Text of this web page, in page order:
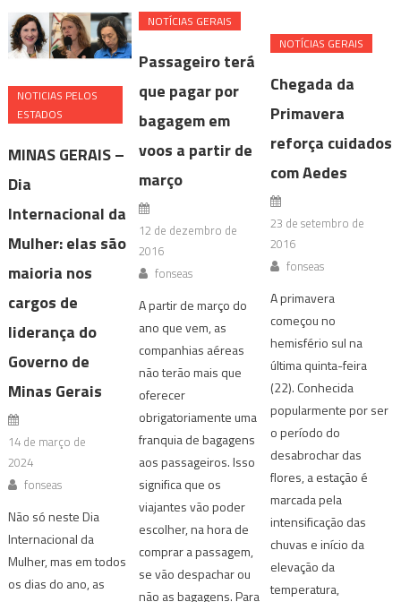
NOTICIAS PELOS
ESTADOS
MINAS GERAIS –
Dia
Internacional da
Mulher: elas são
maioria nos
cargos de
liderança do
Governo de
Minas Gerais
14 de março de
2024
fonseas
Não só neste Dia
Internacional da
Mulher, mas em todos
os dias do ano, as
NOTÍ­CIAS GERAIS
Passageiro terá
que pagar por
bagagem em
voos a partir de
março
12 de dezembro de
2016
fonseas
A partir de março do
ano que vem, as
companhias aéreas
não terão mais que
oferecer
obrigatoriamente uma
franquia de bagagens
aos passageiros. Isso
significa que os
viajantes vão poder
escolher, na hora de
comprar a passagem,
se vão despachar ou
não as bagagens. Para
NOTÍ­CIAS GERAIS
Chegada da
Primavera
reforça cuidados
com Aedes
23 de setembro de
2016
fonseas
A primavera
começou no
hemisfério sul na
última quinta-feira
(22). Conhecida
popularmente por ser
o período do
desabrochar das
flores, a estação é
marcada pela
intensificação das
chuvas e início da
elevação da
temperatura,